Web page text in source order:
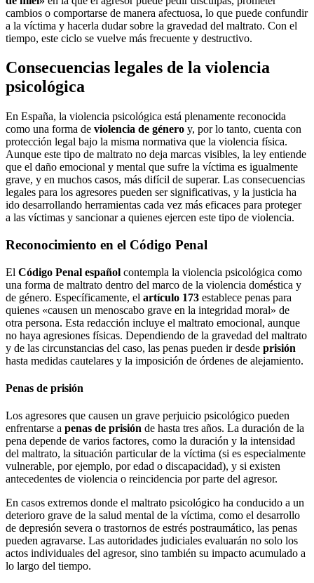
cambios o comportarse de manera afectuosa, lo que puede confundir
a la víctima y hacerla dudar sobre la gravedad del maltrato. Con el
tiempo, este ciclo se vuelve más frecuente y destructivo.
Consecuencias legales de la violencia
psicológica
En España, la violencia psicológica está plenamente reconocida
como una forma de violencia de género y, por lo tanto, cuenta con
protección legal bajo la misma normativa que la violencia física.
Aunque este tipo de maltrato no deja marcas visibles, la ley entiende
que el daño emocional y mental que sufre la víctima es igualmente
grave, y en muchos casos, más difícil de superar. Las consecuencias
legales para los agresores pueden ser significativas, y la justicia ha
ido desarrollando herramientas cada vez más eficaces para proteger
a las víctimas y sancionar a quienes ejercen este tipo de violencia.
Reconocimiento en el Código Penal
El Código Penal español contempla la violencia psicológica como
una forma de maltrato dentro del marco de la violencia doméstica y
de género. Específicamente, el artículo 173 establece penas para
quienes «causen un menoscabo grave en la integridad moral» de
otra persona. Esta redacción incluye el maltrato emocional, aunque
no haya agresiones físicas. Dependiendo de la gravedad del maltrato
y de las circunstancias del caso, las penas pueden ir desde prisión
hasta medidas cautelares y la imposición de órdenes de alejamiento.
Penas de prisión
Los agresores que causen un grave perjuicio psicológico pueden
enfrentarse a penas de prisión de hasta tres años. La duración de la
pena depende de varios factores, como la duración y la intensidad
del maltrato, la situación particular de la víctima (si es especialmente
vulnerable, por ejemplo, por edad o discapacidad), y si existen
antecedentes de violencia o reincidencia por parte del agresor.
En casos extremos donde el maltrato psicológico ha conducido a un
deterioro grave de la salud mental de la víctima, como el desarrollo
de depresión severa o trastornos de estrés postraumático, las penas
pueden agravarse. Las autoridades judiciales evaluarán no solo los
actos individuales del agresor, sino también su impacto acumulado a
lo largo del tiempo.